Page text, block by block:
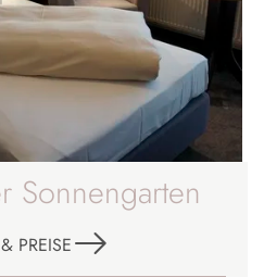
Sonnengarten
PREISE